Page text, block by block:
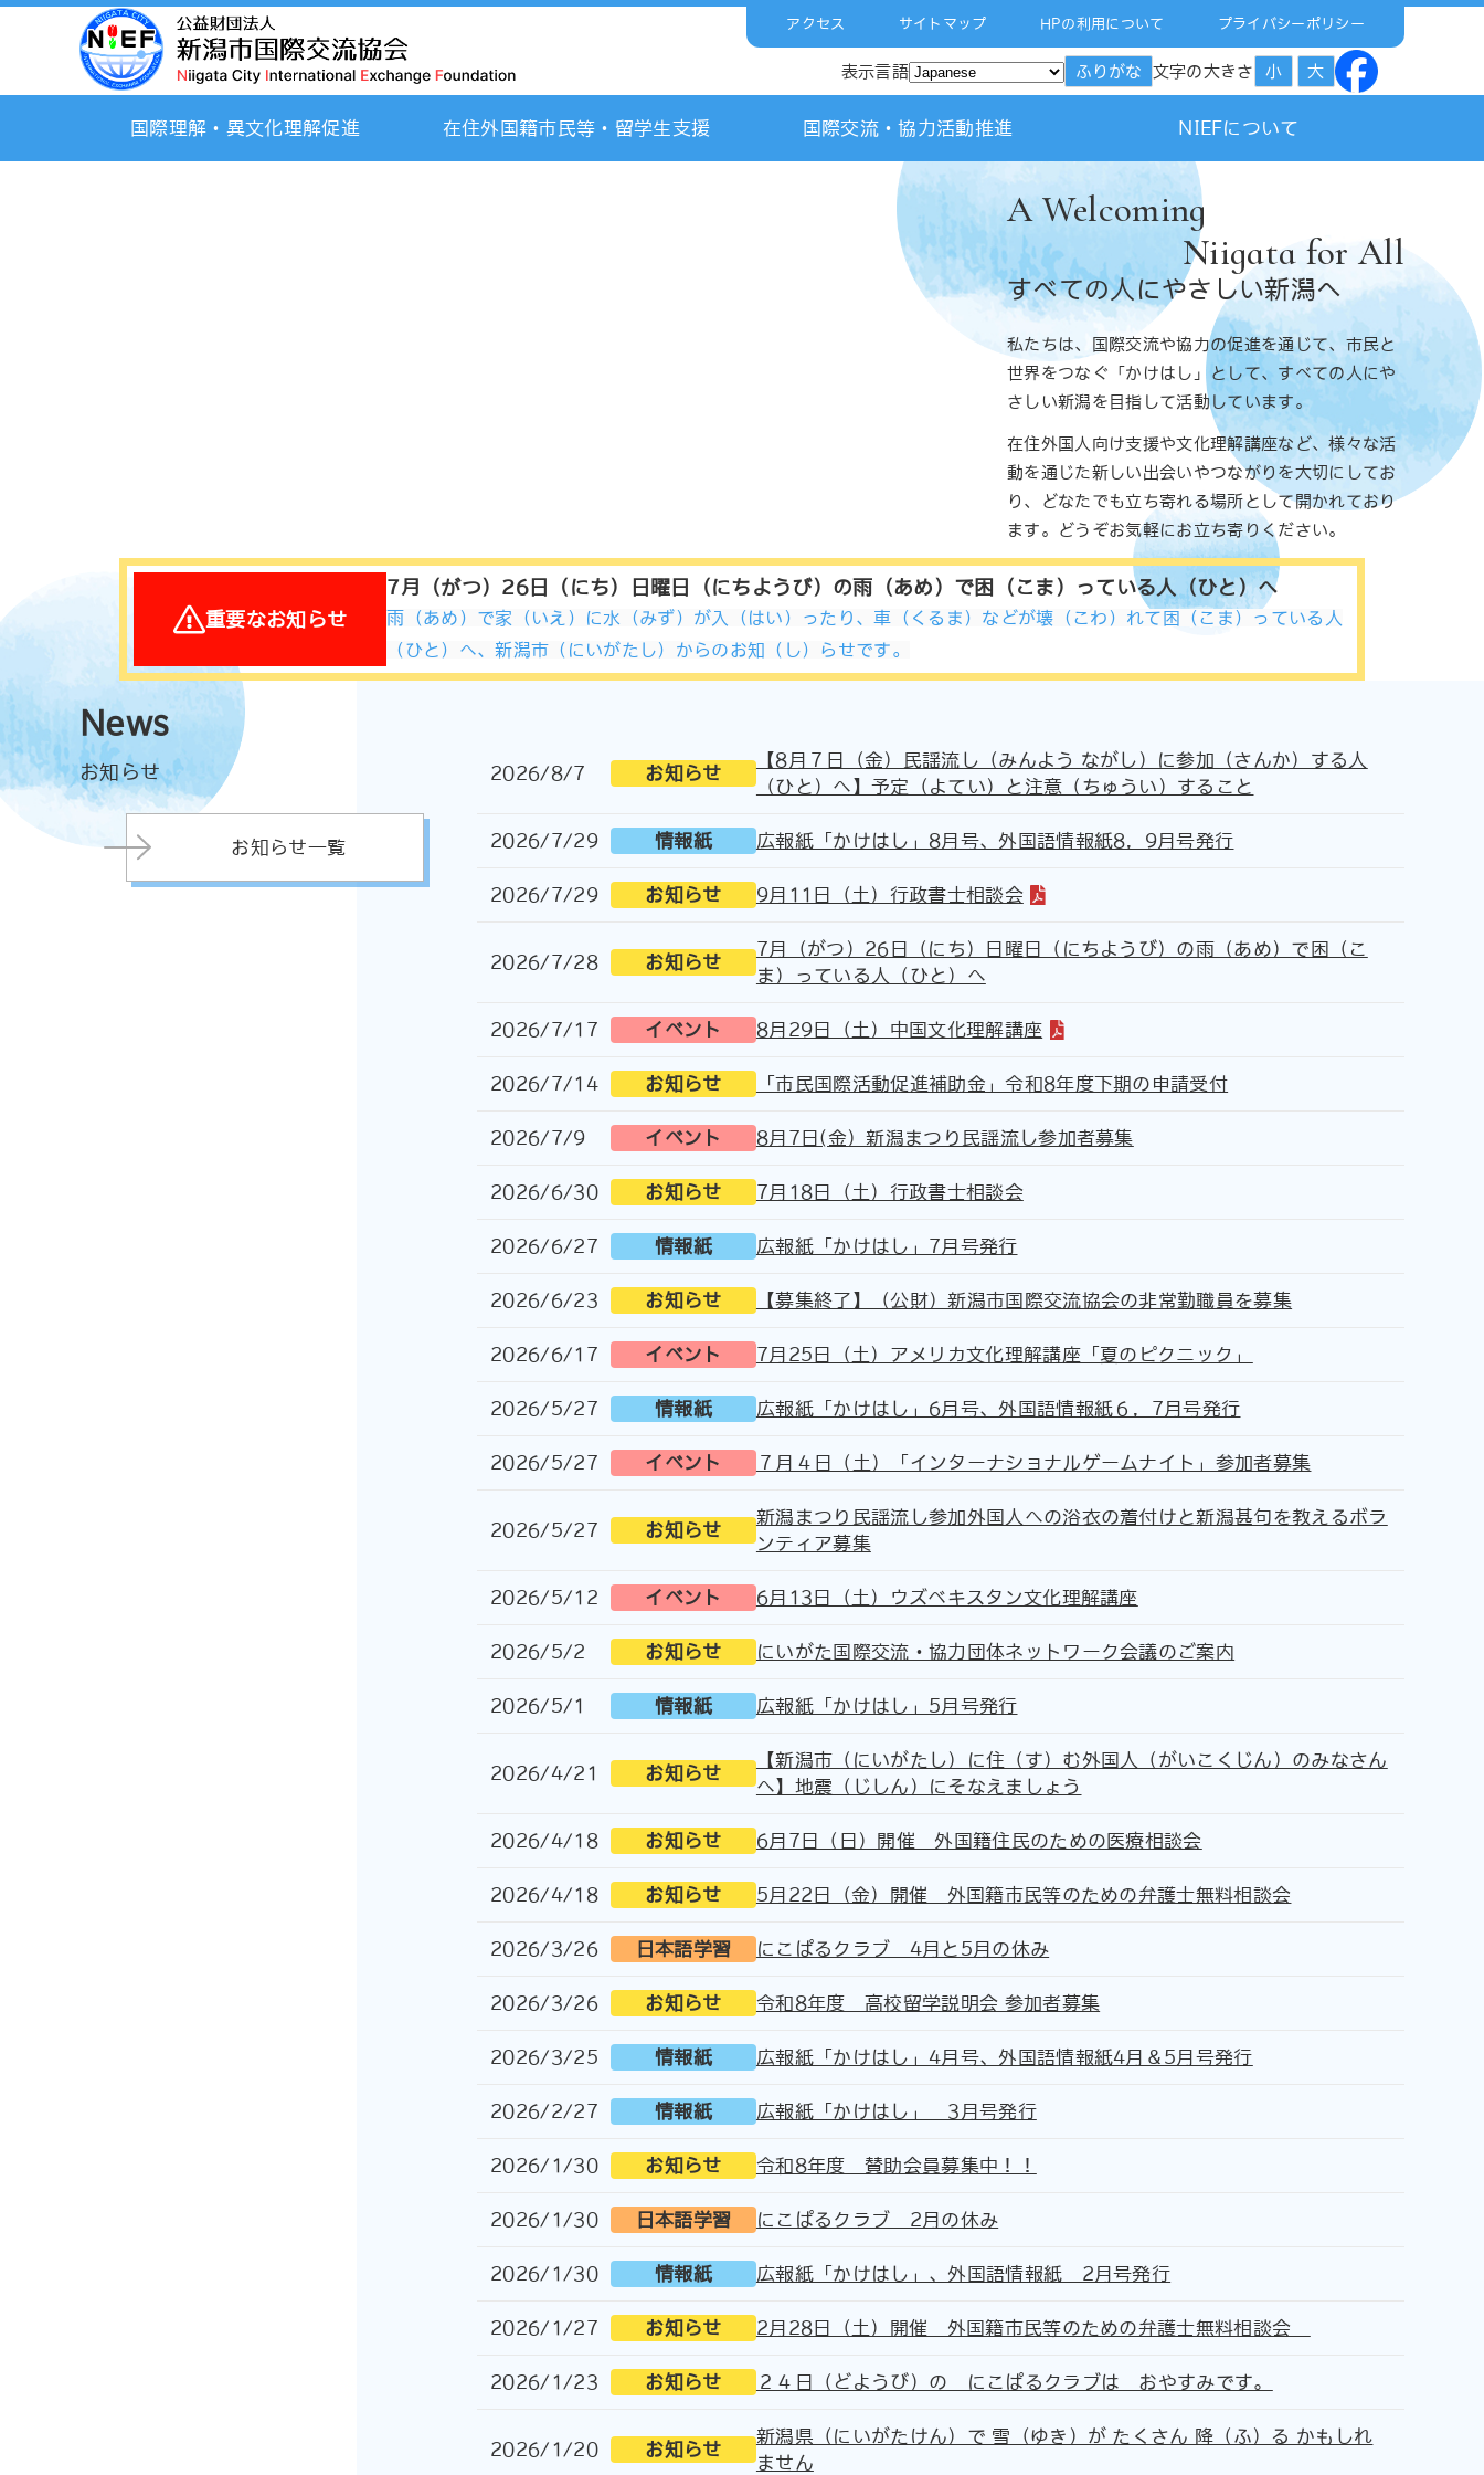
国際理解・異文化理解促進 在住外国籍市民等・留学生支援 国際交流・協力活動推進 NIEFについて
表示言語 ふりがな 文字の大きさ 小 大
アクセス サイトマップ HPの利用について プライバシーポリシー
A Welcoming
Niigata for All
すべての人にやさしい新潟へ
私たちは、国際交流や協力の促進を通じて、市民と
世界をつなぐ「かけはし」として、すべての人にや
さしい新潟を目指して活動しています。
在住外国人向け支援や文化理解講座など、様々な活
動を通じた新しい出会いやつながりを大切にしてお
り、どなたでも立ち寄れる場所として開かれており
ます。どうぞお気軽にお立ち寄りください。
重要なお知らせ
7月（がつ）26日（にち）日曜日（にちようび）の雨（あめ）で困（こま）っている人（ひと）へ
雨（あめ）で家（いえ）に水（みず）が入（はい）ったり、車（くるま）などが壊（こわ）れて困（こま）っている人
（ひと）へ、新潟市（にいがたし）からのお知（し）らせです。
News
お知らせ 2026/8/7 お知らせ
【8月７日（金）民謡流し（みんよう ながし）に参加（さんか）する人
（ひと）へ】予定（よてい）と注意（ちゅうい）すること
2026/7/29 情報紙 広報紙「かけはし」8月号、外国語情報紙8，9月号発行
2026/7/29 お知らせ 9月11日（土）行政書士相談会
2026/7/28 お知らせ
7月（がつ）26日（にち）日曜日（にちようび）の雨（あめ）で困（こ
ま）っている人（ひと）へ
2026/7/17 イベント 8月29日（土）中国文化理解講座
2026/7/14 お知らせ 「市民国際活動促進補助金」令和8年度下期の申請受付
2026/7/9 イベント 8月7日(金）新潟まつり民謡流し参加者募集
2026/6/30 お知らせ 7月18日（土）行政書士相談会
2026/6/27 情報紙 広報紙「かけはし」7月号発行
2026/6/23 お知らせ 【募集終了】（公財）新潟市国際交流協会の非常勤職員を募集
2026/6/17 イベント 7月25日（土）アメリカ文化理解講座「夏のピクニック」
2026/5/27 情報紙 広報紙「かけはし」6月号、外国語情報紙６，7月号発行
2026/5/27 イベント ７月４日（土）「インターナショナルゲームナイト」参加者募集
2026/5/27 お知らせ
新潟まつり民謡流し参加外国人への浴衣の着付けと新潟甚句を教えるボラ
ンティア募集
2026/5/12 イベント 6月13日（土）ウズベキスタン文化理解講座
2026/5/2 お知らせ にいがた国際交流・協力団体ネットワーク会議のご案内
2026/5/1 情報紙 広報紙「かけはし」5月号発行
2026/4/21 お知らせ
【新潟市（にいがたし）に住（す）む外国人（がいこくじん）のみなさん
へ】地震（じしん）にそなえましょう
2026/4/18 お知らせ 6月7日（日）開催 外国籍住民のための医療相談会
2026/4/18 お知らせ 5月22日（金）開催 外国籍市民等のための弁護士無料相談会
2026/3/26 日本語学習 にこぱるクラブ 4月と5月の休み
2026/3/26 お知らせ 令和8年度 高校留学説明会 参加者募集
2026/3/25 情報紙 広報紙「かけはし」4月号、外国語情報紙4月＆5月号発行
2026/2/27 情報紙 広報紙「かけはし」 3月号発行
2026/1/30 お知らせ 令和8年度 賛助会員募集中！！
2026/1/30 日本語学習 にこぱるクラブ 2月の休み
2026/1/30 情報紙 広報紙「かけはし」、外国語情報紙 2月号発行
2026/1/27 お知らせ 2月28日（土）開催 外国籍市民等のための弁護士無料相談会
2026/1/23 お知らせ ２４日（どようび）の にこぱるクラブは おやすみです。
2026/1/20 お知らせ
新潟県（にいがたけん）で 雪（ゆき）が たくさん 降（ふ）る かもしれ
ません
お知らせ一覧